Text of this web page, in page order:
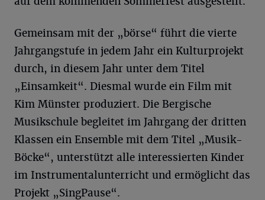
Gemeinsam mit der „börse“ führt die vierte
Jahrgangstufe in jedem Jahr ein Kulturprojekt
durch, in diesem Jahr unter dem Titel
„Einsamkeit“. Diesmal wurde ein Film mit
Kim Münster produziert. Die Bergische
Musikschule begleitet im Jahrgang der dritten
Klassen ein Ensemble mit dem Titel „Musik-
Böcke“, unterstützt alle interessierten Kinder
im Instrumentalunterricht und ermöglicht das
Projekt „SingPause“.